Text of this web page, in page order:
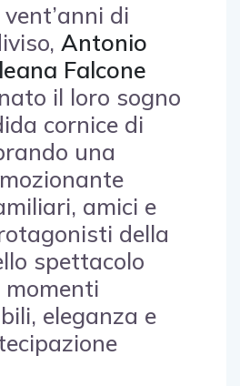
di
Antonio
Falcone
il loro sogno
cornice di
una
amici e
della
spettacolo
eleganza e